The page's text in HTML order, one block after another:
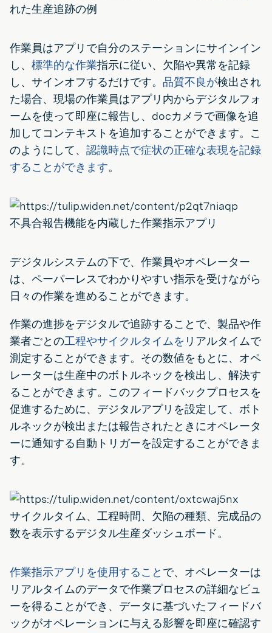
れた生産追跡の例
作業員はアプリで自分のステーションにサインイン
し、 標準的な作業指示に従い、欠陥や異常を記録
し、サインオフするだけです。 品質不良が検出され
た場合、現場の作業員はアプリ内からデジタルフォ
ームを使って即座に報告し、docカメラで画像を追
加してコンテキストを追加することができます。こ
のようにして、 認識時点で症状の正確な表現を記録
することができます。
不具合報告機能を内蔵した作業指示アプリ
デジタルシステムの下で、作業員やオペレーター
は、ペーパーレスでわかりやすい指示を受けながら
日々の作業を進めることができます。
作業の進捗をデジタルで追跡することで、製品や作
業者ごとの工程やサイクルタイムを リアルタイムで
測定することができます。その数値をもとに、オペ
レーターは生産中のボトルネックを検出し、解決す
ることができます。このフィードバックプロセスを
促進するために、デジタルアプリを設定して、ボト
ルネックが検出または報告されたときにオペレータ
ーに通知する自動トリガーを設定することができま
す。
サイクルタイム、工程時間、欠陥の種類、完成品の
数を表示するデジタル生産ダッシュボード。
作業指示アプリを使用すること で、オペレーターは
リアルタイムのデータで作業プロセスの詳細なビュ
ーを得ることができ、データに基づいたフィードバ
ックがオペレーションに与える影響を即座に確認す